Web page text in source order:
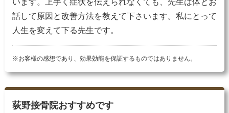
話して原因と改善方法を教えて下さいます。私にとって
人生を変えて下る先生です。
※お客様の感想であり、効果効能を保証するものではありません。
荻野接骨院おすすめです